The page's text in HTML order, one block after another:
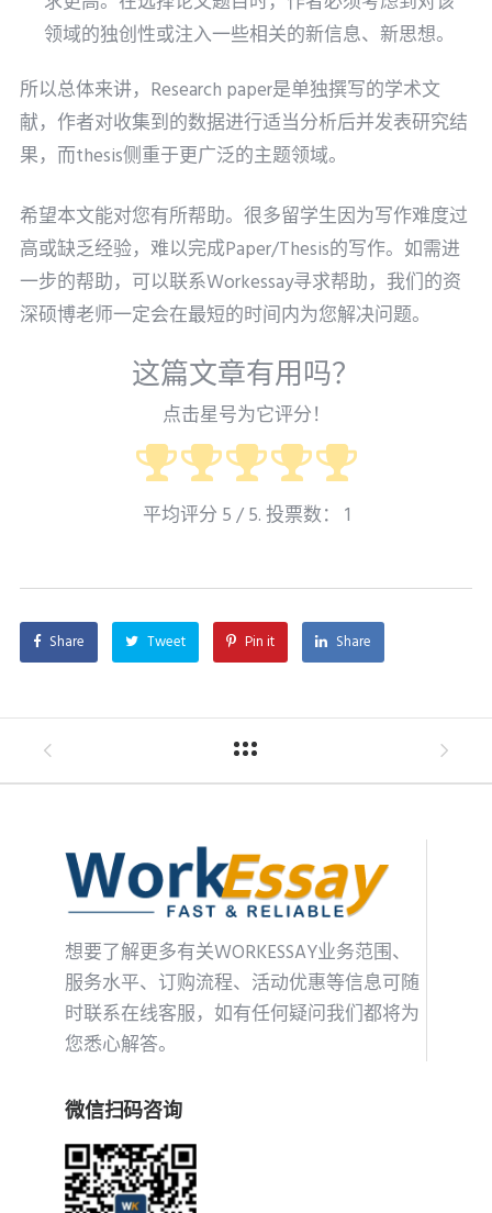
领域的独创性或注入一些相关的新信息、新思想。
所以总体来讲，Research paper是单独撰写的学术文
献，作者对收集到的数据进行适当分析后并发表研究结
果，而thesis侧重于更广泛的主题领域。
希望本文能对您有所帮助。很多留学生因为写作难度过
高或缺乏经验，难以完成Paper/Thesis的写作。如需进
一步的帮助，可以联系Workessay寻求帮助，我们的资
深硕博老师一定会在最短的时间内为您解决问题。
这篇文章有用吗？
点击星号为它评分！
平均评分 5/ 5. 投票数： 1
Share Tweet Pin it Share
想要了解更多有关WORKESSAY业务范围、
服务水平、订购流程、活动优惠等信息可随
时联系在线客服，如有任何疑问我们都将为
您悉心解答。
微信扫码咨询